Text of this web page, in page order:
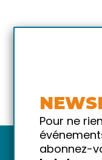
Pour ne
abonnez-